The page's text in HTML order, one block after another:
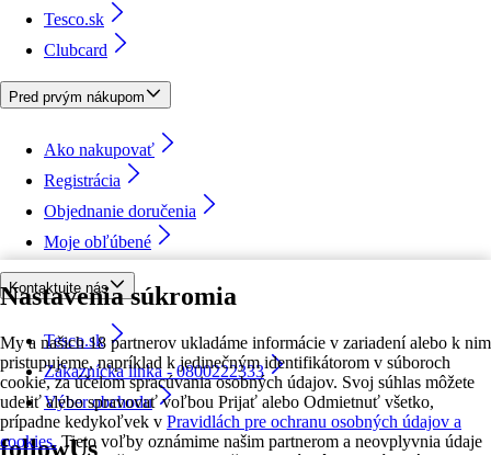
Nastavenia súkromia
My a našich 18 partnerov ukladáme informácie v zariadení alebo k nim
pristupujeme, napríklad k jedinečným identifikátorom v súboroch
cookie, za účelom spracúvania osobných údajov. Svoj súhlas môžete
udeliť alebo spravovať voľbou Prijať alebo Odmietnuť všetko,
prípadne kedykoľvek v Pravidlách pre ochranu osobných údajov a
cookies. Tieto voľby oznámime našim partnerom a neovplyvnia údaje
Tesco.sk
Clubcard
Pred prvým nákupom
Ako nakupovať
Registrácia
Objednanie doručenia
Moje obľúbené
Kontaktujte nás
Tesco.sk
Zákaznícka linka - 0800222333
Výber obchodu
followUs